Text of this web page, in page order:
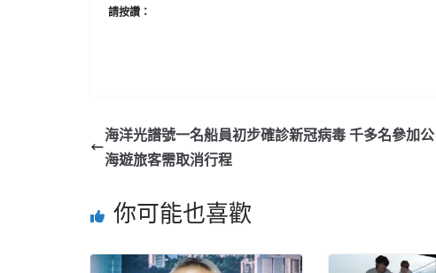
請按讚：
海洋光譜號一名船員初步確診新冠病毒 千多名參加公
海遊旅客需取消行程
你可能也喜歡